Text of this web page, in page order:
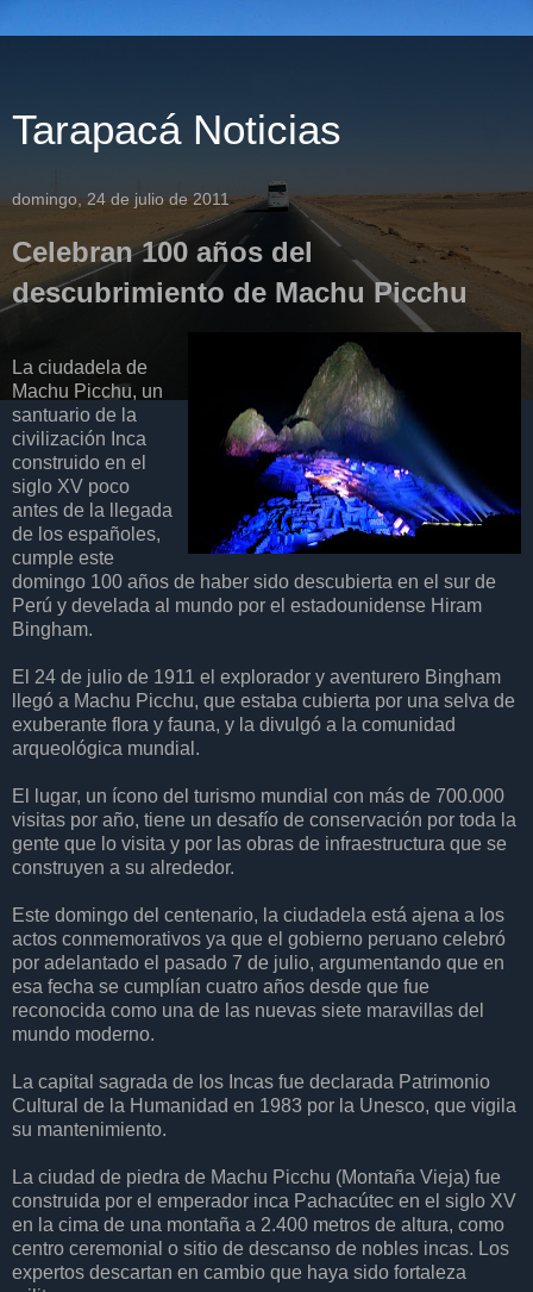
Tarapacá Noticias
domingo, 24 de julio de 2011
Celebran 100 años del
descubrimiento de Machu Picchu
La ciudadela de
Machu Picchu, un
santuario de la
civilización Inca
construido en el
siglo XV poco
antes de la llegada
de los españoles,
cumple este
domingo 100 años de haber sido descubierta en el sur de
Perú y develada al mundo por el estadounidense Hiram
Bingham.
El 24 de julio de 1911 el explorador y aventurero Bingham
llegó a Machu Picchu, que estaba cubierta por una selva de
exuberante flora y fauna, y la divulgó a la comunidad
arqueológica mundial.
El lugar, un ícono del turismo mundial con más de 700.000
visitas por año, tiene un desafío de conservación por toda la
gente que lo visita y por las obras de infraestructura que se
construyen a su alrededor.
Este domingo del centenario, la ciudadela está ajena a los
actos conmemorativos ya que el gobierno peruano celebró
por adelantado el pasado 7 de julio, argumentando que en
esa fecha se cumplían cuatro años desde que fue
reconocida como una de las nuevas siete maravillas del
mundo moderno.
La capital sagrada de los Incas fue declarada Patrimonio
Cultural de la Humanidad en 1983 por la Unesco, que vigila
su mantenimiento.
La ciudad de piedra de Machu Picchu (Montaña Vieja) fue
construida por el emperador inca Pachacútec en el siglo XV
en la cima de una montaña a 2.400 metros de altura, como
centro ceremonial o sitio de descanso de nobles incas. Los
expertos descartan en cambio que haya sido fortaleza